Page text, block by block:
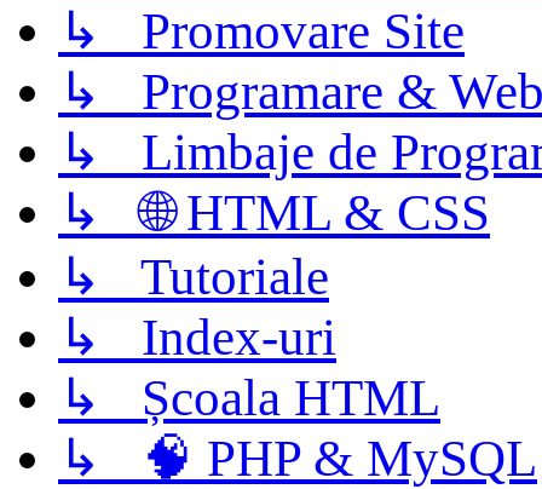
↳ Promovare Site
↳ Programare &
↳ Limbaje de
↳ 🌐 HTML & CSS
↳ Tutoriale
↳ Index-uri
↳ Școala HTML
↳ 🧠 PHP & MySQL